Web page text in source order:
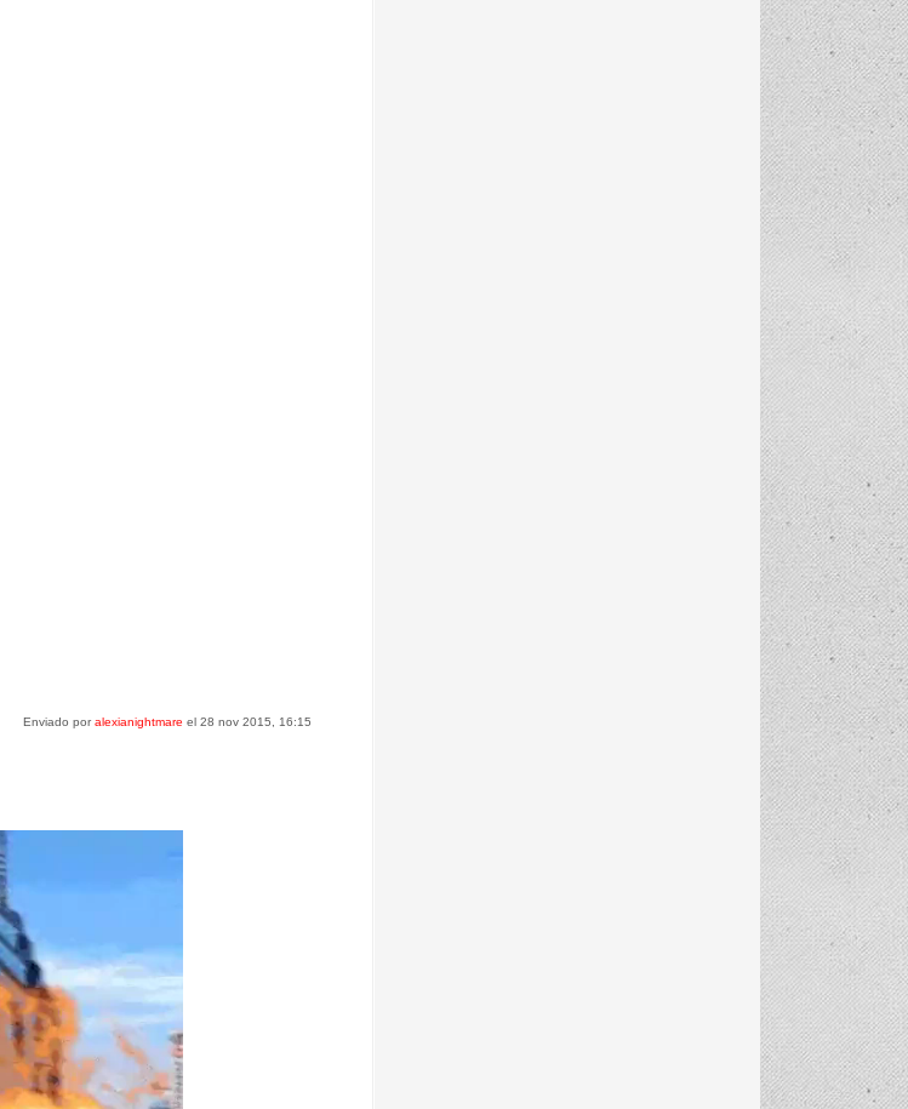
Enviado poralexianightmare el 28 nov 2015, 16:15